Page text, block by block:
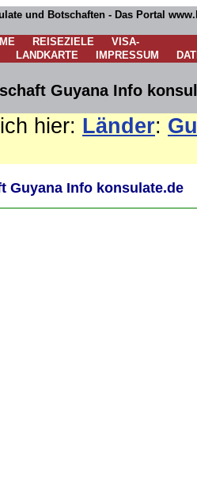
und Botschaften - Das Portal
REISEZIELE
VISA-
LANDKARTE IMPRESSUM
Guyana Info
hier: Länder:
Guyana Info konsulate.de